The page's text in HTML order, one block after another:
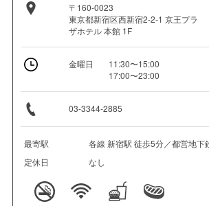
〒160-0023
東京都新宿区西新宿2-2-1 京王プラ
ザホテル 本館 1F
金曜日
11:30〜15:00
17:00〜23:00
03-3344-2885
最寄駅
各線 新宿駅 徒歩5分／都営地下
定休日
なし